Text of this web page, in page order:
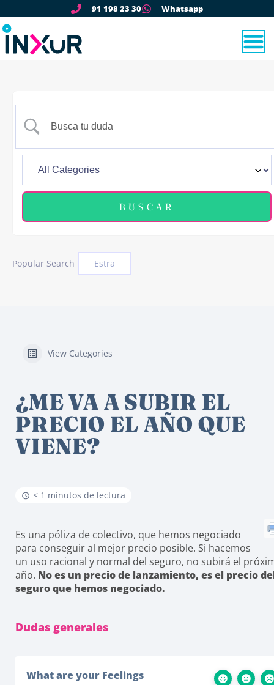
91 198 23 30 Whatsapp
Popular Search Estra
View Categories
¿ME VA A SUBIR EL
PRECIO EL AÑO QUE
VIENE?
< 1 minutos de lectura
Es una póliza de colectivo, que hemos negociado
para conseguir al mejor precio posible. Si hacemos
un uso racional y normal del seguro, no subirá el
año. No es un precio de lanzamiento, es el precio
seguro que hemos negociado.
Dudas generales
What are your Feelings